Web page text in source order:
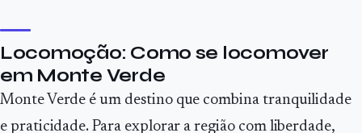
Locomoção: Como se locomover
em Monte Verde
Monte Verde é um destino que combina tranquilidade
e praticidade. Para explorar a região com liberdade,